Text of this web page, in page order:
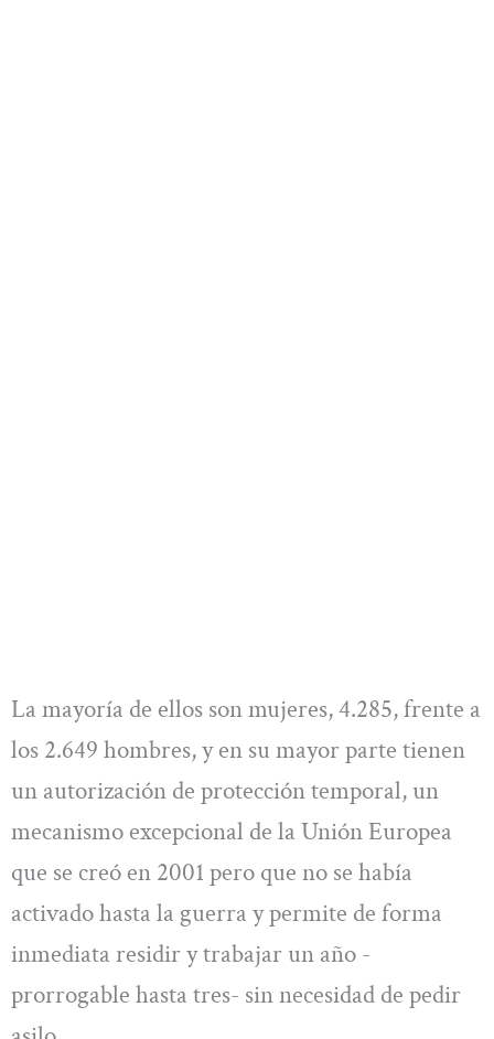
La mayoría de ellos son mujeres, 4.285, frente a
los 2.649 hombres, y en su mayor parte tienen
un autorización de protección temporal, un
mecanismo excepcional de la Unión Europea
que se creó en 2001 pero que no se había
activado hasta la guerra y permite de forma
inmediata residir y trabajar un año -
prorrogable hasta tres- sin necesidad de pedir